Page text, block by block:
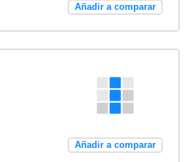
Añadir a comparar
Añadir a comparar